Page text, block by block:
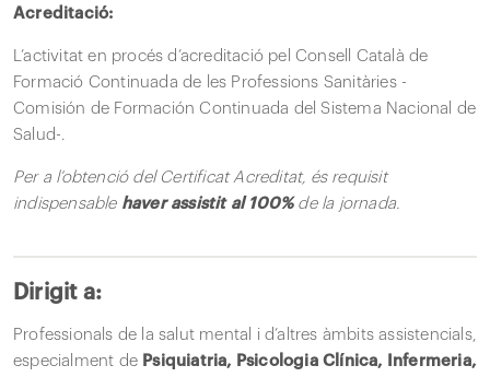
Acreditació:
L’activitat en procés d’acreditació pel Consell Català de
Formació Continuada de les Professions Sanitàries -
Comisión de Formación Continuada del Sistema Nacional de
Salud-.
Per a l’obtenció del Certificat Acreditat, és requisit
indispensable haver assistit al 100% de la jornada.
Dirigit a:
Professionals de la salut mental i d’altres àmbits assistencials,
especialment de Psiquiatria, Psicologia Clínica, Infermeria,